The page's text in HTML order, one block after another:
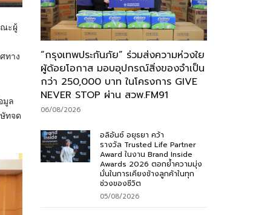
ณะผู้
ทาง
มูล
ทจด
“กรุงเทพประกันภัย” ร่วมส่งความห่วงใย
ผู้ด้อยโอกาส มอบอุปกรณ์สิ่งของจำเป็น
กว่า 250,000 บาท ในโครงการ GIVE
NEVER STOP ผ่าน สวพ.FM91
06/08/2026
อลิอันซ์ อยุธยา คว้า
รางวัล Trusted Life Partner
Award ในงาน Brand Inside
Awards 2026 ตอกย้ำความมุ่ง
มั่นในการเคียงข้างลูกค้าในทุก
ช่วงของชีวิต
05/08/2026